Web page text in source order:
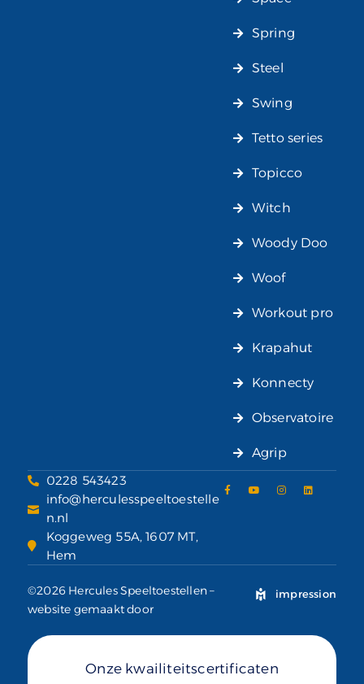
Spring
Steel
Swing
Tetto series
Topicco
Witch
Woody Doo
Woof
Workout pro
Krapahut
Konnecty
Observatoire
Agrip
0228 543423
info@herculesspeeltoestelle
n.nl
Koggeweg 55A, 1607 MT,
Hem
©2026 Hercules Speeltoestellen –
website gemaakt door
impression
Onze kwailiteitscertificaten